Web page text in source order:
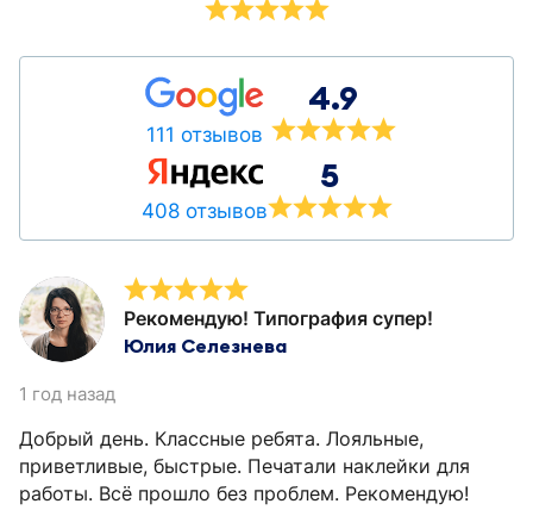
111 отзывов
4.9
408 отзывов
5
Рекомендую! Типография супер!
Юлия Селезнева
1 год назад
Добрый день. Классные ребята. Лояльные,
приветливые, быстрые. Печатали наклейки для
работы. Всё прошло без проблем. Рекомендую!